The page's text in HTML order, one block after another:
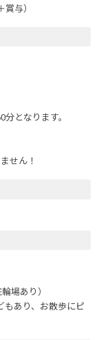
与）
となります。
せん！
場あり）
もあり、お散歩にピ